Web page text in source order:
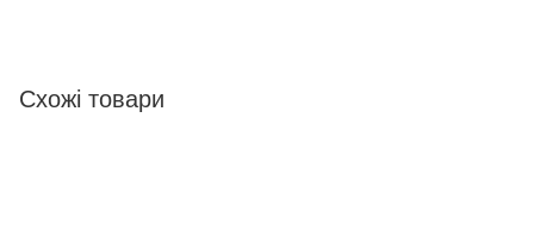
Схожі товари